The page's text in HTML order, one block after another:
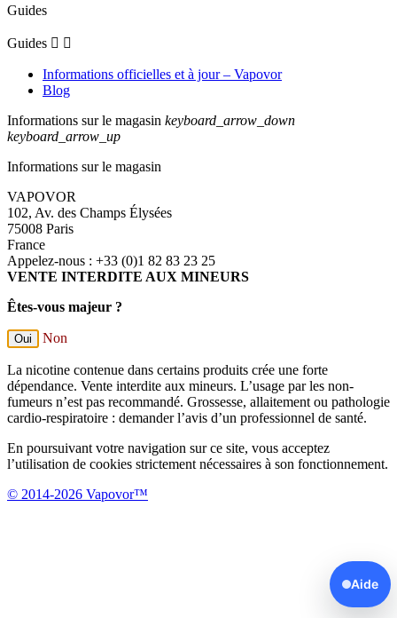
Guides
Guides  
Informations officielles et à jour – Vapovor
Blog
Informations sur le magasin keyboard_arrow_down
keyboard_arrow_up
Informations sur le magasin
VAPOVOR
102, Av. des Champs Élysées
75008 Paris
France
Appelez-nous : +33 (0)1 82 83 23 25
VENTE INTERDITE AUX MINEURS
Êtes-vous majeur ?
Oui Non
La nicotine contenue dans certains produits crée une forte
dépendance. Vente interdite aux mineurs. L’usage par les non-
fumeurs n’est pas recommandé. Grossesse, allaitement ou pathologie
cardio-respiratoire : demander l’avis d’un professionnel de santé.
En poursuivant votre navigation sur ce site, vous acceptez
l’utilisation de cookies strictement nécessaires à son fonctionnement.
© 2014-2026 Vapovor™
Aide